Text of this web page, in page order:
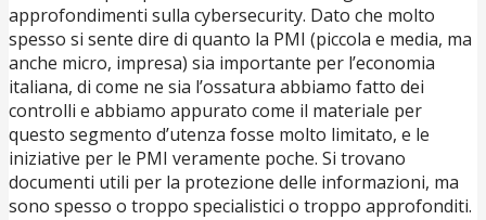
approfondimenti sulla cybersecurity. Dato che molto
spesso si sente dire di quanto la PMI (piccola e media, ma
anche micro, impresa) sia importante per l’economia
italiana, di come ne sia l’ossatura abbiamo fatto dei
controlli e abbiamo appurato come il materiale per
questo segmento d’utenza fosse molto limitato, e le
iniziative per le PMI veramente poche. Si trovano
documenti utili per la protezione delle informazioni, ma
sono spesso o troppo specialistici o troppo approfonditi.